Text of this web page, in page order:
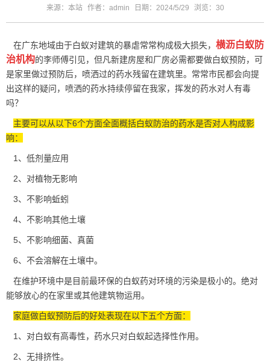
来源：本站 作者：admin 日期：2024/5/29 浏览： 30
在广东地域由于白蚁对建筑的暴虐常常构成极大损失， 横沥白蚁防
治机构的李师傅引见，但凡新建房屋和厂房必需都要做白蚁预防，可
是家里做过预防后，喷洒过的药水残留在建筑里。常常市民都会向提
出这样的疑问，喷洒的药水持续停留在我家，挥发的药水对人有毒
吗？
主要可以从以下6个方面全面概括白蚁防治的药水是否对人构成影
响：
1、低剂量应用
2、对植物无影响
3、不影响蚯蚓
4、不影响其他土壤
5、不影响细菌、真菌
6、不会溶解在土壤中。
在维护环境中是目前最环保的白蚁药对环境的污染是极小的。绝对
能够放心的在家里或其他建筑物运用。
家庭做白蚁预防后的好处表现在以下五个方面：
1、对白蚁有高毒性，药水只对白蚁起选择性作用。
2、无排挤性。